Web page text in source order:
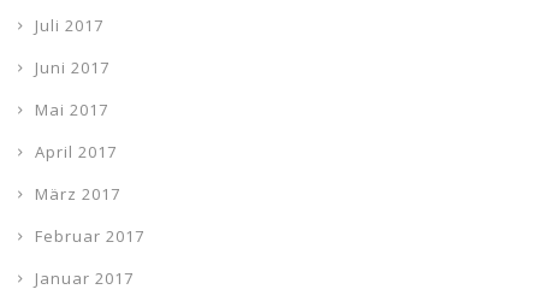
Juli 2017
Juni 2017
Mai 2017
April 2017
März 2017
Februar 2017
Januar 2017